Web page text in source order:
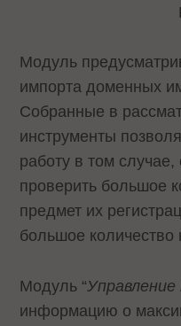
Модуль
импорта доменных
Собранные в
инструменты
работу в том
проверить большое
предмет их
большое
Модуль “
информацию о